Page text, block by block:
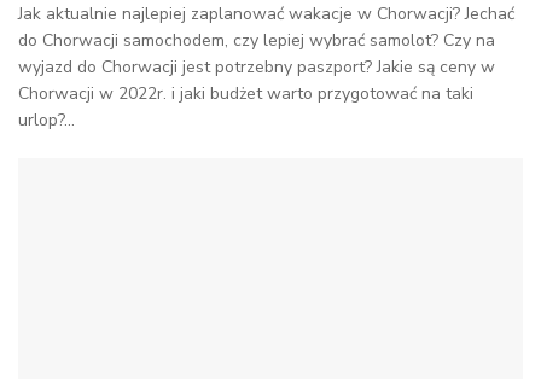
Jak aktualnie najlepiej zaplanować wakacje w Chorwacji? Jechać
do Chorwacji samochodem, czy lepiej wybrać samolot? Czy na
wyjazd do Chorwacji jest potrzebny paszport? Jakie są ceny w
Chorwacji w 2022r. i jaki budżet warto przygotować na taki
urlop?...